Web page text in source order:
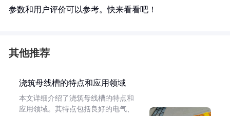
参数和用户评价可以参考。快来看看吧！
其他推荐
浇筑母线槽的特点和应用领域
本文详细介绍了浇筑母线槽的特点和
应用领域。其特点包括良好的电气、